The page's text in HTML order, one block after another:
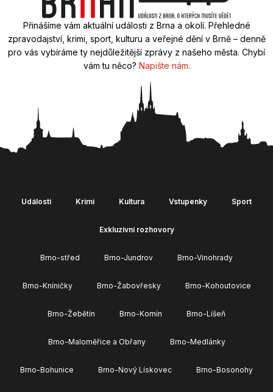
Přinášíme vám aktuální události z Brna a okolí. Přehledné
zpravodajství, krimi, sport, kulturu a veřejné dění v Brně – denně
pro vás vybíráme ty nejdůležitější zprávy z našeho města. Chybí
vám tu něco? Napište nám.
Události Krimi Kultura Vstupenky Sport
Exkluzivní rozhovory
Brno-střed Brno-Jundrov Brno-Vinohrady
Brno-Kníničky Brno-Žabovřesky Brno-Kohoutovice
Brno-Žebětín Brno-Komín Brno-Líšeň
Brno-Maloměřice a Obřany Brno-Medlánky
Brno-Bohunice Brno-Nový Lískovec Brno-Bosonohy